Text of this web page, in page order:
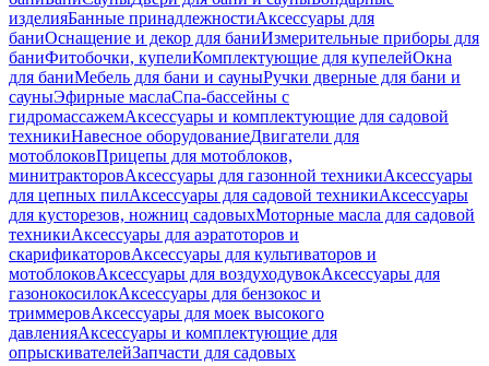
изделияБанные принадлежностиАксессуары для
баниОснащение и декор для баниИзмерительные приборы для
баниФитобочки, купелиКомплектующие для купелейОкна
для баниМебель для бани и сауныРучки дверные для бани и
сауныЭфирные маслаСпа-бассейны с
гидромассажемАксессуары и комплектующие для садовой
техникиНавесное оборудованиеДвигатели для
мотоблоковПрицепы для мотоблоков,
минитракторовАксессуары для газонной техникиАксессуары
для цепных пилАксессуары для садовой техникиАксессуары
для кусторезов, ножниц садовыхМоторные масла для садовой
техникиАксессуары для аэратоторов и
скарификаторовАксессуары для культиваторов и
мотоблоковАксессуары для воздуходувокАксессуары для
газонокосилокАксессуары для бензокос и
триммеровАксессуары для моек высокого
давленияАксессуары и комплектующие для
опрыскивателейЗапчасти для садовых